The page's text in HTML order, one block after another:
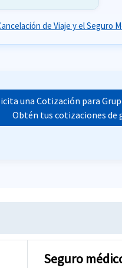
de Viaje y el Seguro
una Cotización para
Obtén tus cotizaciones de
Seguro